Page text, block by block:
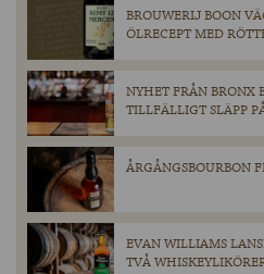
BROUWERIJ BOON
ÖLRECEPT MED
NYHET FRÅN BRONX
TILLFÄLLIGT SLÄPP
ÅRGÅNGSBOURBON
EVAN WILLIAMS
TVÅ